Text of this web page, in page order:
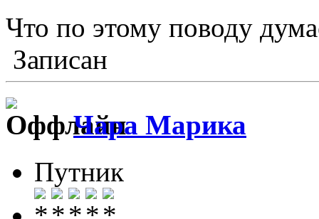
Что по этому поводу
Записан
Чара Марика
Путник